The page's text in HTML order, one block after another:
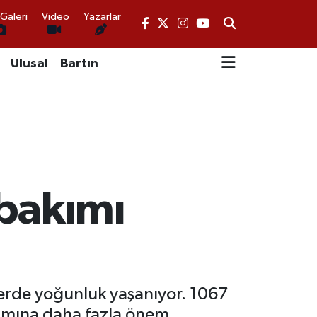
Video Yazarlar
Ulusal Bartın
yoğunluk yaşanıyor. 1067